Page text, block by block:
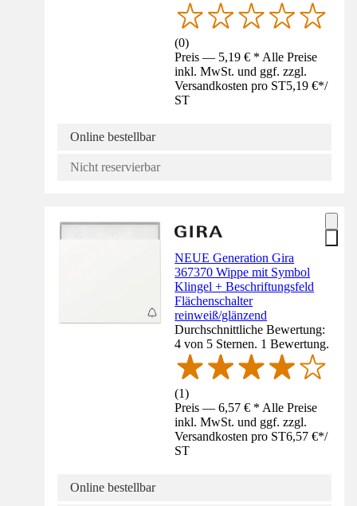
(0)
Preis — 5,19 € * Alle Preise
inkl. MwSt. und ggf. zzgl.
Versandkosten pro ST5,19 €*/
ST
Online bestellbar
Nicht reservierbar
NEUE Generation Gira
367370 Wippe mit Symbol
Klingel + Beschriftungsfeld
Flächenschalter
reinweiß/glänzend
Durchschnittliche Bewertung:
4 von 5 Sternen. 1 Bewertung.
(1)
Preis — 6,57 € * Alle Preise
inkl. MwSt. und ggf. zzgl.
Versandkosten pro ST6,57 €*/
ST
Online bestellbar